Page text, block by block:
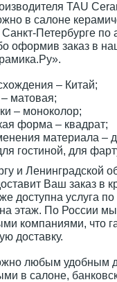
TAU
в салоне
Петербурге по
оформив заказ в
– Китай;
матовая;
– моноколор;
форма – квадрат;
материала –
гостиной, для
и Ленинградской
Ваш заказ в
доступна услуга по
этаж. По России
компаниями, что
доставку.
любым удобным
в салоне,